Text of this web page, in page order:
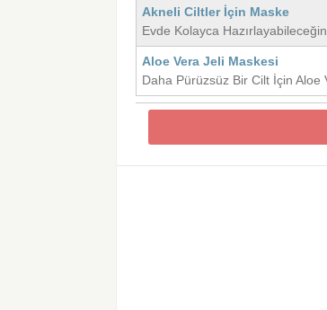
Akneli Ciltler İçin Maske
Evde Kolayca
Aloe Vera Jeli Maskesi
Daha Pürüzsüz Bir Cilt İçin Aloe